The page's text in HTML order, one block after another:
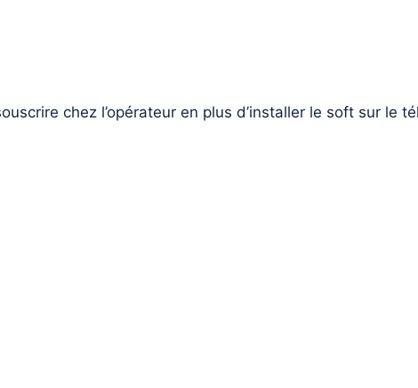
chez l’opérateur en plus d’installer le soft sur le